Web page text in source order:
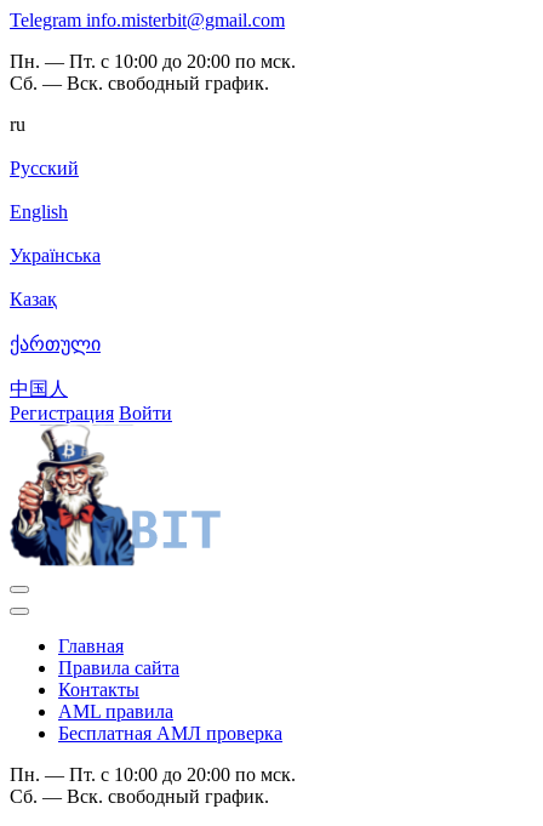
Telegram info.misterbit@gmail.com
Пн. — Пт. с 10:00 до 20:00 по мск.
Сб. — Вск. свободный график.
ru
Русский
English
Українська
Казақ
ქართული
中国人
Регистрация Войти
Главная
Правила сайта
Контакты
AML правила
Бесплатная АМЛ проверка
Пн. — Пт. с 10:00 до 20:00 по мск.
Сб. — Вск. свободный график.